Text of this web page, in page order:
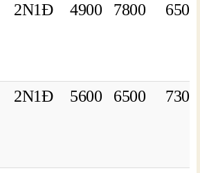
2N1Đ 4900 7800 6500
2N1Đ 5600 6500 7300